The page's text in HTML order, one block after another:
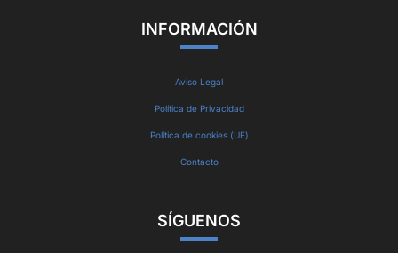
INFORMACIÓN
Aviso Legal
Política de Privacidad
Política de cookies (UE)
Contacto
SÍGUENOS